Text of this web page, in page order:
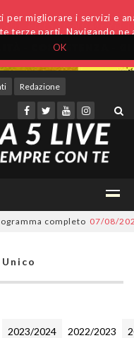
OK
migliorare i servizi e
terze parti. Navigando
Redazione
completo 07/08/2026
2023/2024 2022/2023